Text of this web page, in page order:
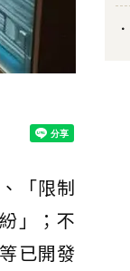
「限制
」；不
已開發